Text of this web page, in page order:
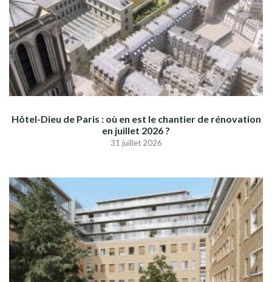
Hôtel-Dieu de Paris : où en est le chantier de rénovation
en juillet 2026 ?
31 juillet 2026